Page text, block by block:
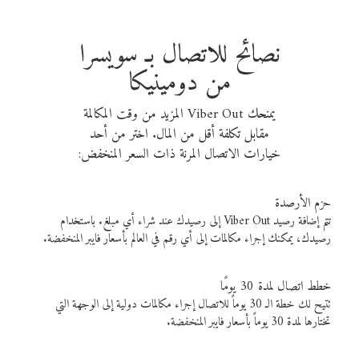
نصائح للاتصال بـ سويسرا
من دومينيكا
يمنحك Viber Out المزيد من وقت المكالمة
مقابل تكلفة أقل من المال. اختر من أحد
خيارات الاتصال المرنة ذات السعر المنخفض:
حزم الأرصدة
تتم إضافة رصيد Viber Out إلى رصيدك عند شراء أي مبلغ. باستخدام
رصيدك، يمكنك إجراء مكالمات إلى أي رقم في العالم بأسعار فايبر المنخفضة.
خطط اتصال لمدة 30 يومًا
تتيح لك خطة الـ 30 يوماً للاتصال إجراء مكالمات دولية إلى الوجهة التي
تختارها لمدة 30 يوماً بأسعار فايبر المنخفضة.